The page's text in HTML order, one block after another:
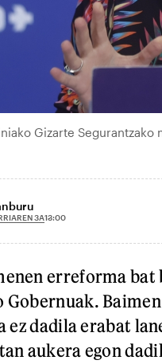
Gizarte Segurantzako
3A13:00
erreforma
Gobernuak.
ez dadila erabat
aukera egon